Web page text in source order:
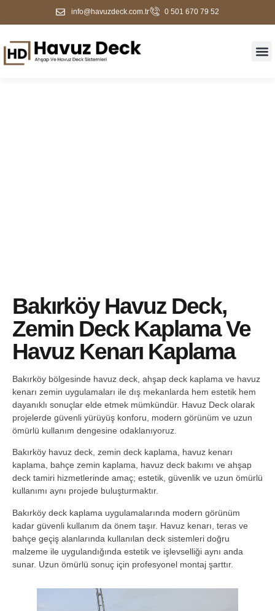
info@havuzdeck.com.tr 0 501 670 79 52
Bakırköy Havuz Deck,
Zemin Deck Kaplama Ve
Havuz Kenarı Kaplama
Bakırköy bölgesinde havuz deck, ahşap deck kaplama ve havuz
kenarı zemin uygulamaları ile dış mekanlarda hem estetik hem
dayanıklı sonuçlar elde etmek mümkündür. Havuz Deck olarak
projelerde güvenli yürüyüş konforu, modern görünüm ve uzun
ömürlü kullanım dengesine odaklanıyoruz.
Bakırköy havuz deck, zemin deck kaplama, havuz kenarı
kaplama, bahçe zemin kaplama, havuz deck bakımı ve ahşap
deck tamiri hizmetlerinde amaç; estetik, güvenlik ve uzun ömürlü
kullanımı aynı projede buluşturmaktır.
Bakırköy deck kaplama uygulamalarında modern görünüm
kadar güvenli kullanım da önem taşır. Havuz kenarı, teras ve
bahçe geçiş alanlarında kullanılan deck sistemleri doğru
malzeme ile uygulandığında estetik ve işlevselliği aynı anda
sunar. Uzun ömürlü sonuç için profesyonel montaj şarttır.